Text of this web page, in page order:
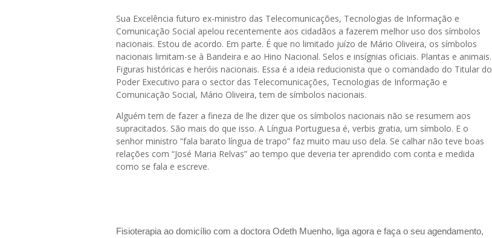
Sua Excelência futuro ex-ministro das Telecomunicações, Tecnologias de Informação e
Comunicação Social apelou recentemente aos cidadãos a fazerem melhor uso dos símbolos
nacionais. Estou de acordo. Em parte. É que no limitado juízo de Mário Oliveira, os símbolos
nacionais limitam-se à Bandeira e ao Hino Nacional. Selos e insígnias oficiais. Plantas e animais.
Figuras históricas e heróis nacionais. Essa é a ideia reducionista que o comandado do Titular do
Poder Executivo para o sector das Telecomunicações, Tecnologias de Informação e
Comunicação Social, Mário Oliveira, tem de símbolos nacionais.
Alguém tem de fazer a fineza de lhe dizer que os símbolos nacionais não se resumem aos
supracitados. São mais do que isso. A Língua Portuguesa é, verbis gratia, um símbolo. E o
senhor ministro “fala barato língua de trapo” faz muito mau uso dela. Se calhar não teve boas
relações com “José Maria Relvas” ao tempo que deveria ter aprendido com conta e medida
como se fala e escreve.
Fisioterapia ao domicílio com a doctora Odeth Muenho, liga agora e faça o seu agendamento,